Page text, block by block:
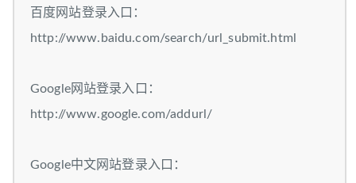
百度网站登录入口：
http://www.baidu.com/search/url_submit.html
Google网站登录入口：
http://www.google.com/addurl/
Google中文网站登录入口：